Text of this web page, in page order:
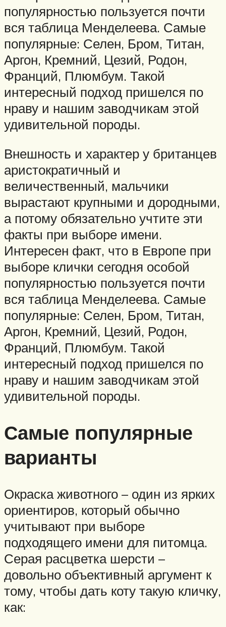
популярностью пользуется почти
вся таблица Менделеева. Самые
популярные: Селен, Бром, Титан,
Аргон, Кремний, Цезий, Родон,
Франций, Плюмбум. Такой
интересный подход пришелся по
нраву и нашим заводчикам этой
удивительной породы.
Внешность и характер у британцев
аристократичный и
величественный, мальчики
вырастают крупными и дородными,
а потому обязательно учтите эти
факты при выборе имени.
Интересен факт, что в Европе при
выборе клички сегодня особой
популярностью пользуется почти
вся таблица Менделеева. Самые
популярные: Селен, Бром, Титан,
Аргон, Кремний, Цезий, Родон,
Франций, Плюмбум. Такой
интересный подход пришелся по
нраву и нашим заводчикам этой
удивительной породы.
Самые популярные
варианты
Окраска животного – один из ярких
ориентиров, который обычно
учитывают при выборе
подходящего имени для питомца.
Серая расцветка шерсти –
довольно объективный аргумент к
тому, чтобы дать коту такую кличку,
как: